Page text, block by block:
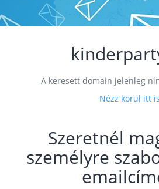
A keresett domain jelenleg
Nézz körül itt
Szeretnél
személyre